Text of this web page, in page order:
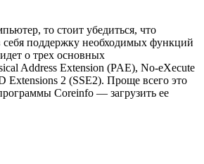
то стоит убедиться, что
себя поддержку необходимых функций
о трех основных
Address Extension (PAE), No-eXecute
Extensions 2 (SSE2). Проще всего это
Coreinfo — загрузить ее